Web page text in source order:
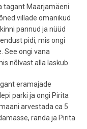
tagant Maarjamäeni
villade omanikud
pannud ja nüüd
pidi, mis ongi
See ongi vana
nõlvast alla laskub.
eramajade
parki ja ongi Pirita
arvestada ca 5
randa ja Pirita